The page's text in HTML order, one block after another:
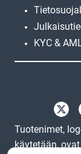
KYC &
Tuotenimet,
käytetään,